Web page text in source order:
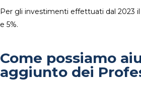
Per gli investimenti effettuati dal 2023
e 5%.
Come possiamo
aggiunto dei